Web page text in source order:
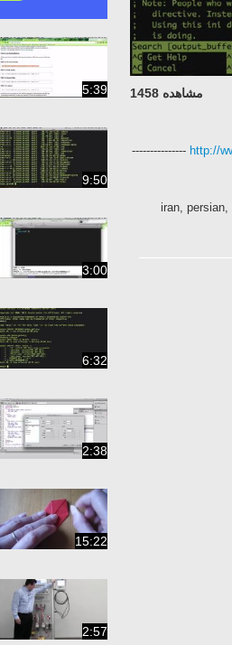
مشاهده 1458
http://
---------------
iran,
5:39
9:50
3:00
6:32
2:38
15:22
2:57